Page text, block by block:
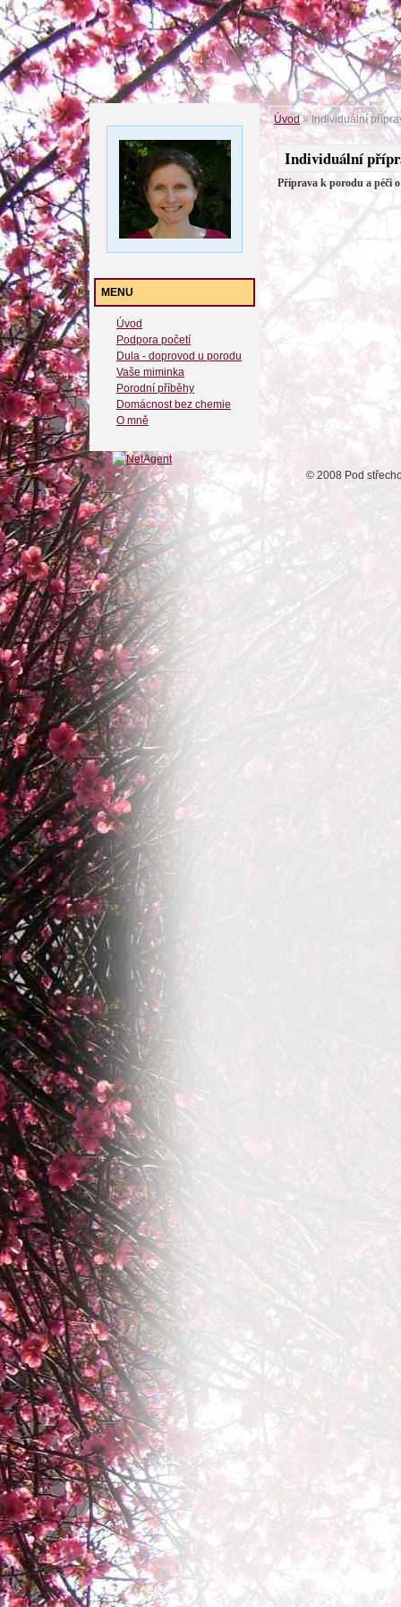
MENU
Úvod
Podpora početí
Dula - doprovod u porodu
Vaše miminka
Porodní příběhy
Domácnost bez chemie
O mně
Úvod» Individuální
Individuální
Příprava k porodu a péči
© 2008 Pod